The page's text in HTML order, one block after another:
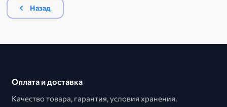
Назад
Оплата и доставка
Качество товара, гарантия, условия хранения.